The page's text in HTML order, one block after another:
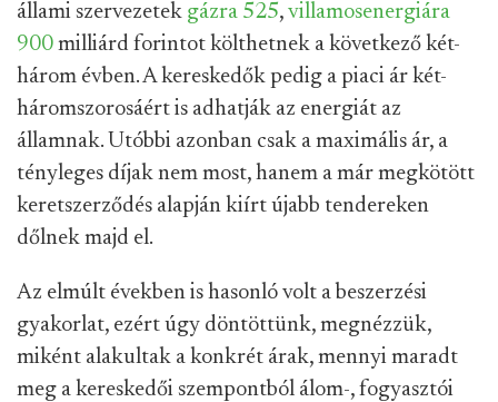
állami szervezetek gázra 525, villamosenergiára
900 milliárd forintot költhetnek a következő két-
három évben. A kereskedők pedig a piaci ár két-
háromszorosáért is adhatják az energiát az
államnak. Utóbbi azonban csak a maximális ár, a
tényleges díjak nem most, hanem a már megkötött
keretszerződés alapján kiírt újabb tendereken
dőlnek majd el.
Az elmúlt években is hasonló volt a beszerzési
gyakorlat, ezért úgy döntöttünk, megnézzük,
miként alakultak a konkrét árak, mennyi maradt
meg a kereskedői szempontból álom-, fogyasztói